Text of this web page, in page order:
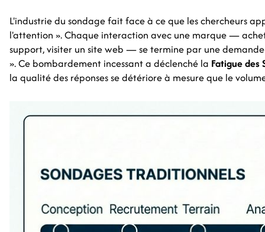
L'industrie du sondage fait face à ce que les chercheurs
l'attention ». Chaque interaction avec une marque —
support, visiter un site web — se termine par une
». Ce bombardement incessant a déclenché la Fatigue des
la qualité des réponses se détériore à mesure que le